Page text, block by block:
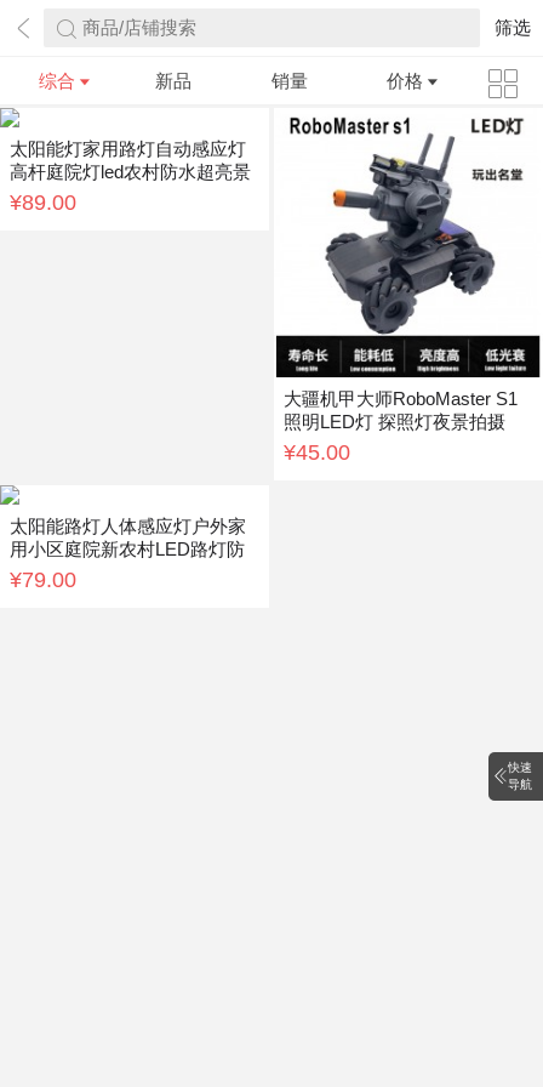
商品/店铺搜索 筛选
综合 新品 销量 价格
太阳能灯家用路灯自动感应灯
高杆庭院灯led农村防水超亮景
观照明
¥89.00
大疆机甲大师RoboMaster S1
照明LED灯 探照灯夜景拍摄
¥45.00
太阳能路灯人体感应灯户外家
用小区庭院新农村LED路灯防
水室外灯
¥79.00
快速
导航